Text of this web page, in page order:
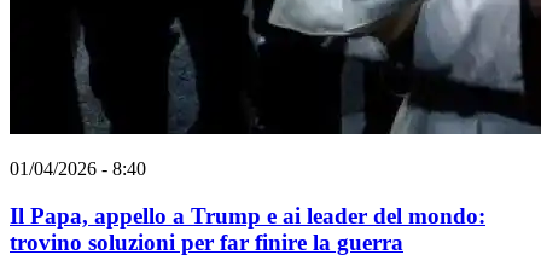
01/04/2026 - 8:40
Il Papa, appello a Trump e ai leader del mondo:
trovino soluzioni per far finire la guerra